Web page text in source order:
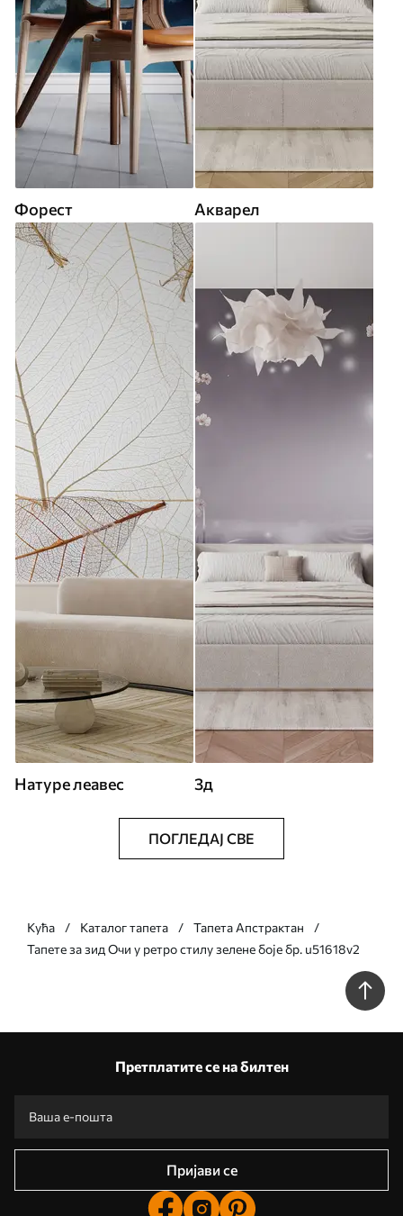
Форест Акварел
Натуре леавес 3д
ПОГЛЕДАЈ СВЕ
Кућа Каталог тапета
Тапета Апстрактан
Тапете за зид Очи у ретро стилу зелене боје бр. u51618v2
Претплатите се на билтен
Пријави се